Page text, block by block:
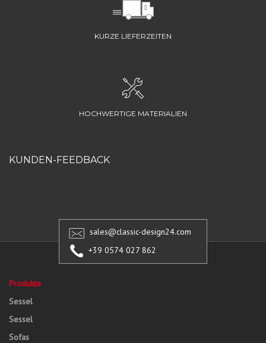
KURZE LIEFERZEITEN
HOCHWERTIGE MATERIALIEN
KUNDEN-FEEDBACK
sales@classic-design24.com
+39 0574 027 862
Produkte
Sessel
Sessel
Sofas